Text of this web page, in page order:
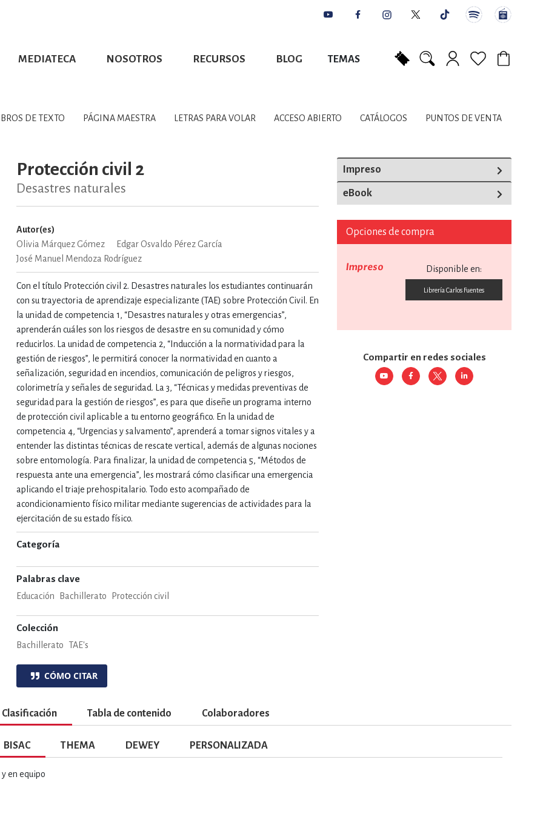
MEDIATECA NOSOTROS RECURSOS BLOG TEMAS
LITERATURA Y ESTUDIOS LITERARIOS
GEOGRAFÍA, MEDIOAMBIENTE, PLANIFICACIÓN
COMPUTACIÓN E INFORMÁTICA
Y MATERIAS INTERDISCIPLINARES
DE OCIO AL AIRE LIBRE DERECHO
FINANZAS, EMPRESA Y GESTIÓN
AFICIONES Y OCIO FICCIÓN Y TEMAS AFINES
RELIGIÓN HISTORIA Y ARQUEOLOGÍA
Y DIDÁCTICOS LENGUAJE Y LINGÜÍSTICA
LIBROS DE CÓMICS, DIBUJOS ANIMADOS
Y DESARROLLO PERSONAL
SOCIEDAD Y CIENCIAS SOCIALES
INGENIERÍA, AGRICULTURA
DE TEXTO PÁGINA MAESTRA LETRAS PARA VOLAR ACCESO ABIERTO CATÁLOGOS PUNTOS DE VENTA
Protección civil 2
Desastres naturales
Autor(es)
Olivia Márquez Gómez
Edgar Osvaldo Pérez García
José Manuel Mendoza Rodríguez
Con el título Protección civil 2. Desastres naturales los estudiantes continuarán
con su trayectoria de aprendizaje especializante (TAE) sobre Protección Civil. En
la unidad de competencia 1, “Desastres naturales y otras emergencias”,
aprenderán cuáles son los riesgos de desastre en su comunidad y cómo
reducirlos. La unidad de competencia 2, “Inducción a la normatividad para la
gestión de riesgos”, le permitirá conocer la normatividad en cuanto a
señalización, seguridad en incendios, comunicación de peligros y riesgos,
colorimetría y señales de seguridad. La 3, “Técnicas y medidas preventivas de
seguridad para la gestión de riesgos”, es para que diseñe un programa interno
de protección civil aplicable a tu entorno geográfico. En la unidad de
competencia 4, “Urgencias y salvamento”, aprenderá a tomar signos vitales y a
entender las distintas técnicas de rescate vertical, además de algunas nociones
sobre entomología. Para finalizar, la unidad de competencia 5, “Métodos de
respuesta ante una emergencia”, les mostrará cómo clasificar una emergencia
aplicando el triaje prehospitalario. Todo esto acompañado de
acondicionamiento físico militar mediante sugerencias de actividades para la
ejercitación de su estado físico.
Categoría
Palabras clave
Educación Bachillerato Protección civil
Colección
Bachillerato TAE's
CÓMO CITAR
Impreso
eBook
Opciones de compra
Impreso Disponible en:
Librería Carlos Fuentes
Compartir en redes sociales
Clasificación Tabla de contenido Colaboradores
BISAC THEMA DEWEY PERSONALIZADA
en equipo